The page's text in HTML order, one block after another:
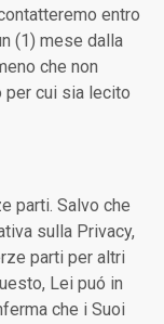
entro
(1) mese dalla
che non
cui sia lecito
parti. Salvo che
sulla Privacy,
parti per altri
Lei puó in
che i Suoi